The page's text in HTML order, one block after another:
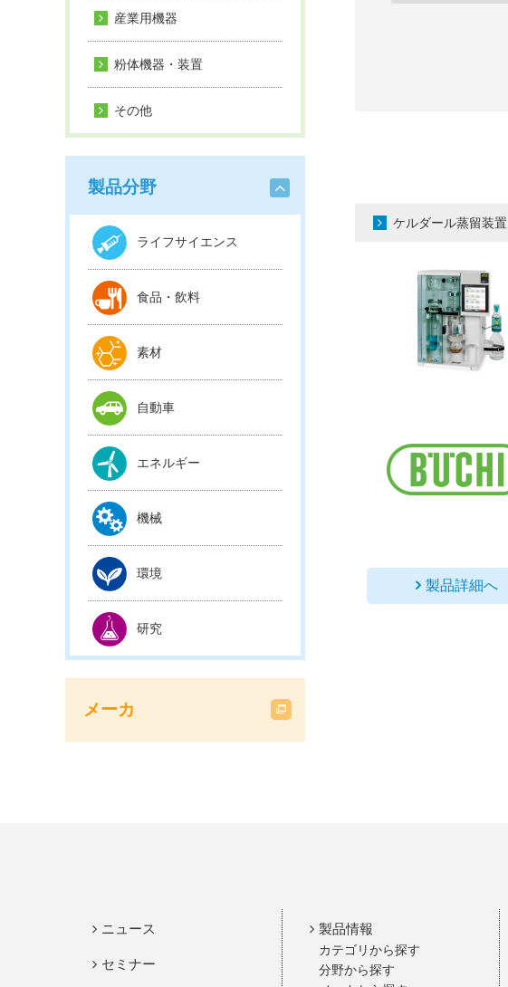
産業用機器
粉体機器・装置
その他
製品分野
ライフサイエンス
食品・飲料
素材
自動車
エネルギー
機械
環境
研究
メーカ
ケルダール蒸留装置
製品詳細へ
ニュース
セミナー
製品情報
カテゴリから探す
分野から探す